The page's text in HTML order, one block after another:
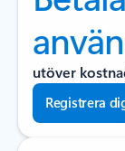
utöver
Registrera